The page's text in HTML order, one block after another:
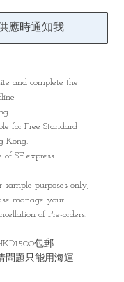
應時通知我
and complete the
for Free Standard
Kong.
of SF express
purposes only,
manage your
of Pre-orders.
包郵
問題只能用海運